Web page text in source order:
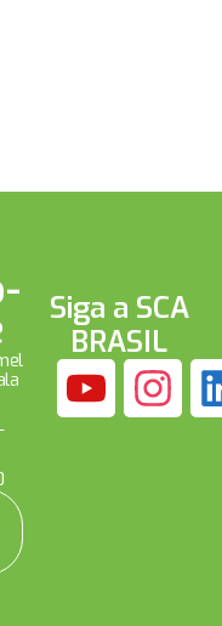
Siga a SCA
BRASIL